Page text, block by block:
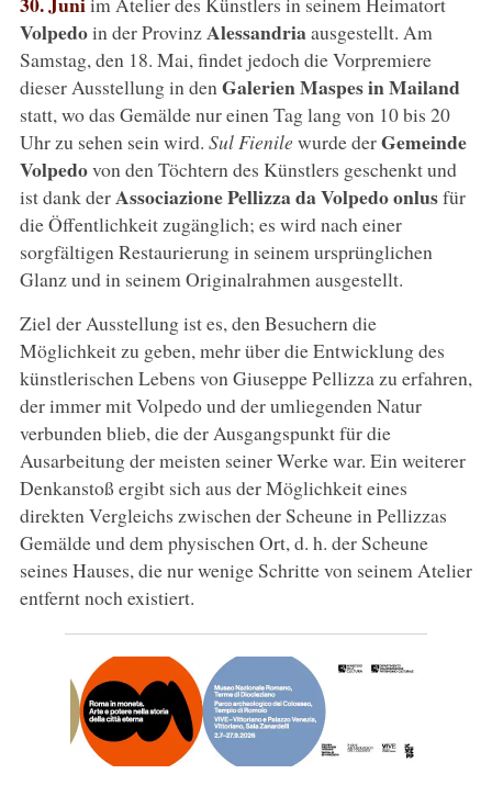
Volpedoin der ProvinzAlessandriaausgestellt. Am
Samstag, den 18. Mai, findet jedoch die Vorpremiere
dieser Ausstellung in den Galerien Maspes in Mailand
statt, wo das Gemälde nur einen Tag lang von 10 bis 20
Uhr zu sehen sein wird. Sul Fienilewurde derGemeinde
Volpedovon den Töchtern des Künstlers geschenkt und
ist dank derAssociazione Pellizza da Volpedo onlusfür
die Öffentlichkeit zugänglich; es wird nach einer
sorgfältigen Restaurierung in seinem ursprünglichen
Glanz und in seinem Originalrahmen ausgestellt.
Ziel der Ausstellung ist es, den Besuchern die
Möglichkeit zu geben, mehr über die Entwicklung des
künstlerischen Lebens von Giuseppe Pellizza zu erfahren,
der immer mit Volpedo und der umliegenden Natur
verbunden blieb, die der Ausgangspunkt für die
Ausarbeitung der meisten seiner Werke war. Ein weiterer
Denkanstoß ergibt sich aus der Möglichkeit eines
direkten Vergleichs zwischen der Scheune in Pellizzas
Gemälde und dem physischen Ort, d. h. der Scheune
seines Hauses, die nur wenige Schritte von seinem Atelier
entfernt noch existiert.